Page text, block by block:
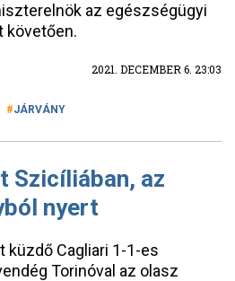
az egészségügyi
követően.
2021. DECEMBER 6. 23:03
JÁRVÁNY
Szicíliában, az
nyert
küzdő Cagliari 1-1-es
Torinóval az olasz